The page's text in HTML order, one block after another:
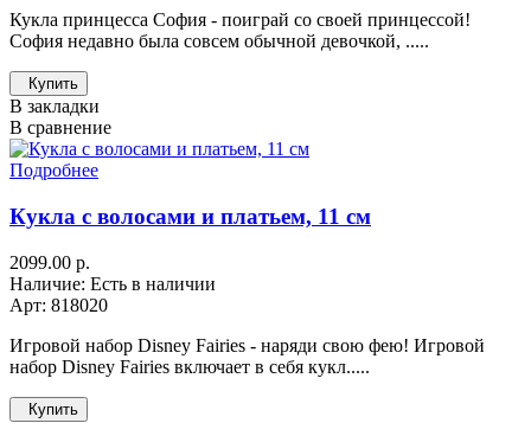
Кукла принцесса София - поиграй со своей принцессой!
София недавно была совсем обычной девочкой, .....
Купить
В закладки
В сравнение
Подробнее
Кукла с волосами и платьем, 11 см
2099.00 р.
Наличие: Есть в наличии
Арт: 818020
Игровой набор Disney Fairies - наряди свою фею! Игровой
набор Disney Fairies включает в себя кукл.....
Купить